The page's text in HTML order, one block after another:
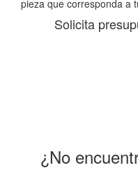
pieza que corresponda a
Solicita
¿No